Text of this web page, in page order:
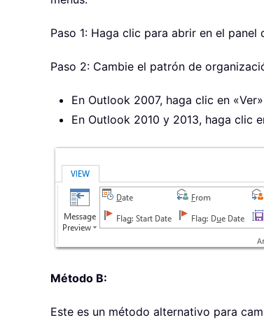
Paso 1: Haga clic para abrir en el
Paso 2: Cambie el patrón de
En Outlook 2007, haga clic en
En Outlook 2010 y 2013, haga clic
Método B:
Este es un método alternativo para